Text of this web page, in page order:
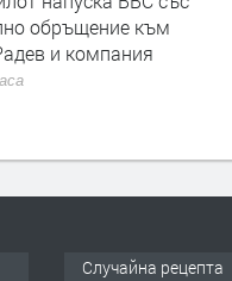
обръщение към
и компания
Случайна рецепта